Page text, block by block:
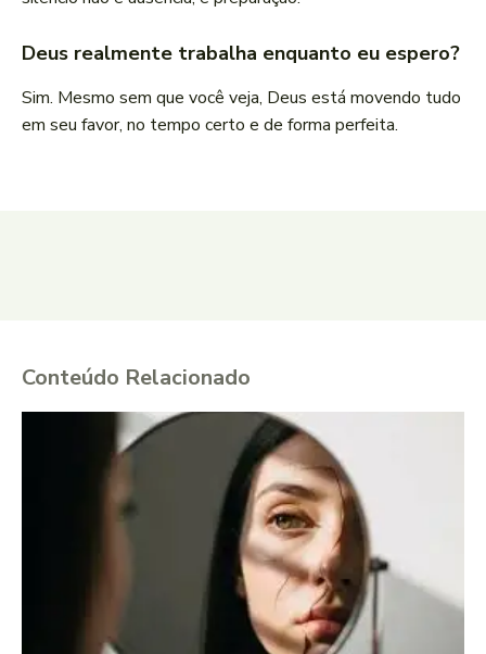
Deus realmente trabalha enquanto eu espero?
Sim. Mesmo sem que você veja, Deus está movendo tudo
em seu favor, no tempo certo e de forma perfeita.
Conteúdo Relacionado